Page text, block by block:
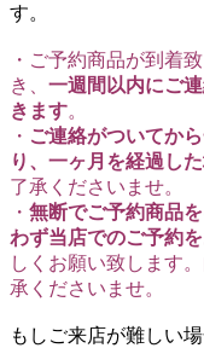
す。
・ご予約商品が到着
き、 一週間以内にご
きます。
・ ご連絡がついてか
り、一ヶ月を経過し
了承くださいませ。
・ 無断でご予約商品
わず当店でのご予約
しくお願い致します
承くださいませ。
もしご来店が難しい